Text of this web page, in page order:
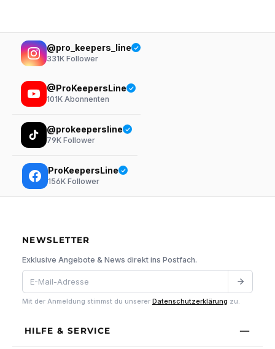
@pro_keepers_line
331K Follower
@ProKeepersLine
101K Abonnenten
@prokeepersline
79K Follower
ProKeepersLine
156K Follower
NEWSLETTER
Exklusive Angebote & News direkt ins Postfach.
Mit der Anmeldung stimmst du unserer Datenschutzerklärung zu.
HILFE & SERVICE